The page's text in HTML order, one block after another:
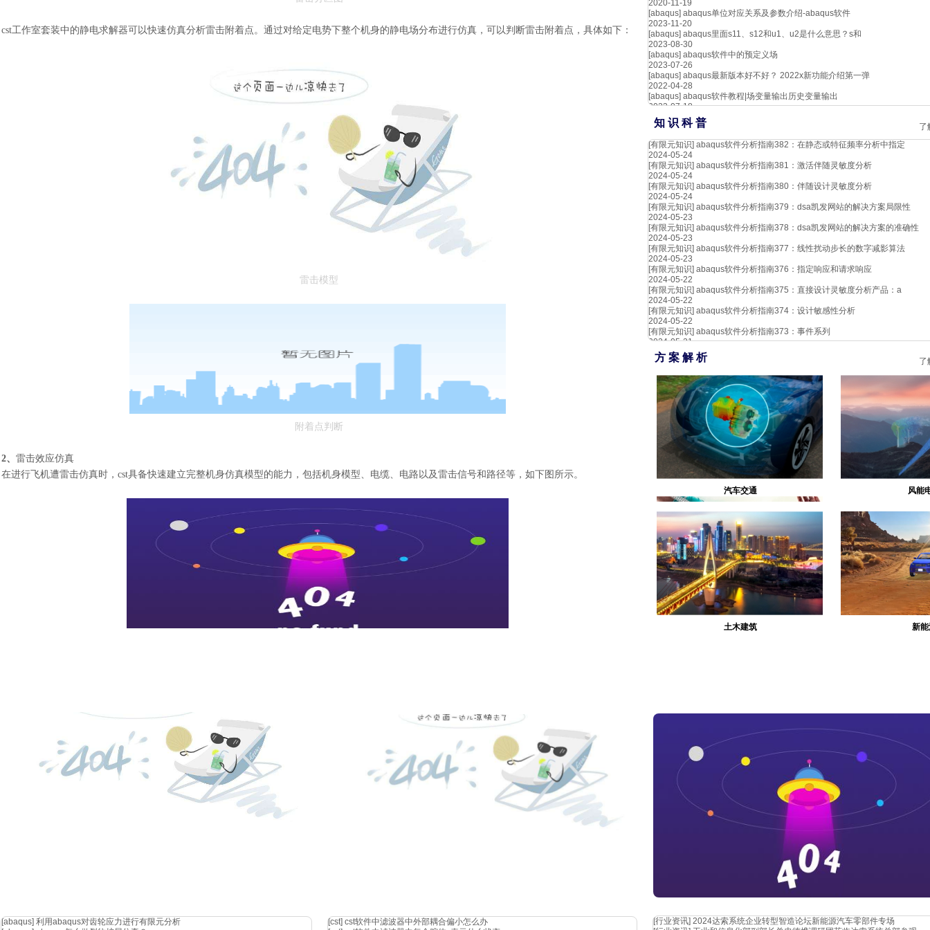
cst工作室套装中的静电求解器可以快速仿真分析雷击附着点。通过对给定电势下整个机身的静电场分布进行仿真，可以判断雷击附着点，具体如下：
雷击模型
附着点判断
2、 雷击效应仿真
在进行飞机遭雷击仿真时，cst具备快速建立完整机身仿真模型的能力，包括机身模型、电缆、电路以及雷击信号和路径等，如下图所示。
在30mhz以下的频段。cst软件的时域算法支持直接使用标准雷击信号进行仿真激励，从而可以一次仿真得出各种瞬态和稳态雷击效应的结果。
在下面的图片中，我们可以看到金属机身和碳纤维机身在雷击发生6微秒时的内部磁场分布的仿真结果对比。
2020-11-19
[abaqus] abaqus单位对应关系及参数介绍-abaqus软件
2023-11-20
[abaqus] abaqus里面s11、s12和u1、u2是什么意思？s和
2023-08-30
[abaqus] abaqus软件中的预定义场
2023-07-26
[abaqus] abaqus最新版本好不好？ 2022x新功能介绍第一弹
2022-04-28
[abaqus] abaqus软件教程|场变量输出历史变量输出
2023-07-18
知 识 科 普
了
[有限元知识] abaqus软件分析指南382：在静态或特征频率分析中指定
2024-05-24
[有限元知识] abaqus软件分析指南381：激活伴随灵敏度分析
2024-05-24
[有限元知识] abaqus软件分析指南380：伴随设计灵敏度分析
2024-05-24
[有限元知识] abaqus软件分析指南379：dsa凯发网站的解决方案局限性
2024-05-23
[有限元知识] abaqus软件分析指南378：dsa凯发网站的解决方案的准确性
2024-05-23
[有限元知识] abaqus软件分析指南377：线性扰动步长的数字减影算法
2024-05-23
[有限元知识] abaqus软件分析指南376：指定响应和请求响应
2024-05-22
[有限元知识] abaqus软件分析指南375：直接设计灵敏度分析产品：a
2024-05-22
[有限元知识] abaqus软件分析指南374：设计敏感性分析
2024-05-22
[有限元知识] abaqus软件分析指南373：事件系列
2024-05-21
方 案 解 析 了
汽车交通 风能
生物医疗
土木建筑
新
[行业资讯] 2024达索系统企业转型智造论坛新能源汽车零部件专场
[abaqus] 利用abaqus对齿轮应力进行有限元分析
[cst] cst软件中滤波器中外部耦合偏小怎么办